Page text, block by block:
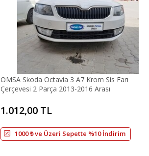
OMSA Skoda Octavia 3 A7 Krom Sis Farı
Çerçevesi 2 Parça 2013-2016 Arası
1.012,00 TL
1000 ₺ ve Üzeri Sepette %10 İndirim